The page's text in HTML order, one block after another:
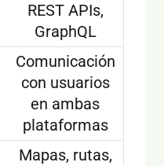
REST APIs,
GraphQL
Comunicación
con usuarios
en ambas
plataformas
Mapas, rutas,